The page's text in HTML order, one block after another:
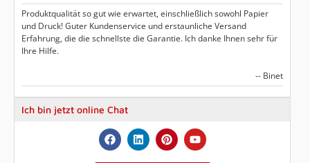
Produktqualität so gut wie erwartet, einschließlich sowohl Papier
und Druck! Guter Kundenservice und erstaunliche Versand
Erfahrung, die die schnellste die Garantie. Ich danke Ihnen sehr für
Ihre Hilfe.
-- Binet
Ich bin jetzt online Chat